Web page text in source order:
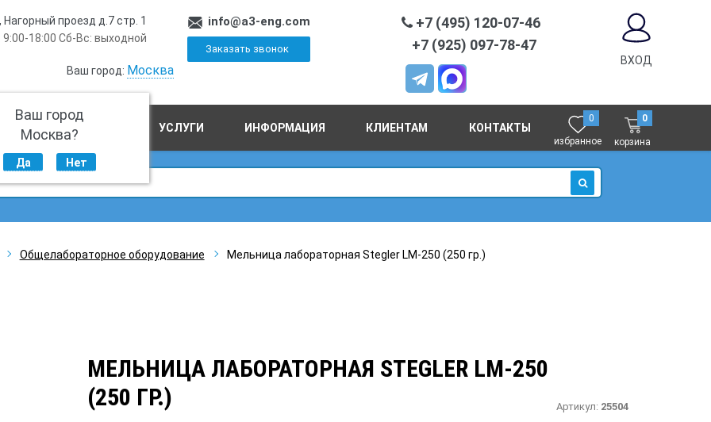
Нагорный проезд д.7 стр. 1
9:00-18:00 Сб-Вс: выходной
Ваш город: Москва
Ваш город
Москва?
Да Нет
info@a3-eng.com
Заказать звонок
+7 (495) 120-07-46
+7 (925) 097-78-47
ВХОД
ПРОИЗВОДСТВО УСЛУГИ ИНФОРМАЦИЯ КЛИЕНТАМ КОНТАКТЫ
0
избранное
0
корзина
ИСКАТЬ
Общелабораторное оборудование Мельница лабораторная Stegler LM-250 (250 гр.)
МЕЛЬНИЦА ЛАБОРАТОРНАЯ STEGLER LM-250
(250 ГР.)
Артикул: 25504